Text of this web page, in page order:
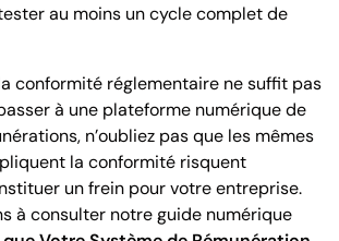
au moins un cycle complet de
conformité réglementaire ne suffit pas
à une plateforme numérique de
n’oubliez pas que les mêmes
la conformité risquent
un frein pour votre entreprise.
à consulter notre guide numérique